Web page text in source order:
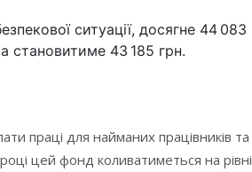
ситуації, досягне 44 083
становитиме 43 185 грн.
праці для найманих працівників та
цей фонд коливатиметься на рівні